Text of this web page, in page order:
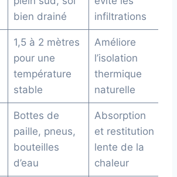
bien drainé
infiltrations
1,5 à 2 mètres
pour une
température
stable
Améliore
l’isolation
thermique
naturelle
Bottes de
paille, pneus,
bouteilles
d’eau
Absorption
et restitution
lente de la
chaleur